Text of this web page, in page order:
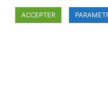
SFDI
ACCEPTER